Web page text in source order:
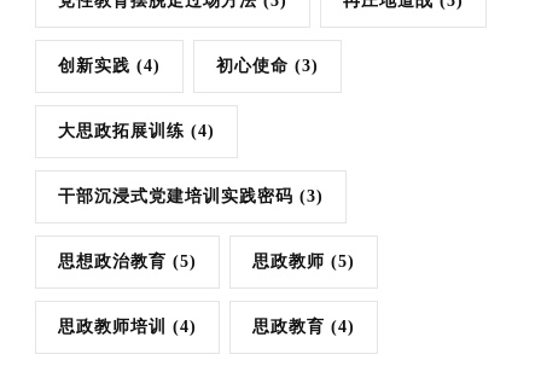
创新实践 (4) 初心使命 (3)
大思政拓展训练 (4)
干部沉浸式党建培训实践密码 (3)
思想政治教育 (5) 思政教师 (5)
思政教师培训 (4) 思政教育 (4)